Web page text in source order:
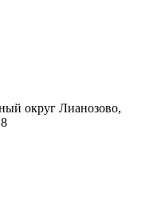
округ Лианозово,